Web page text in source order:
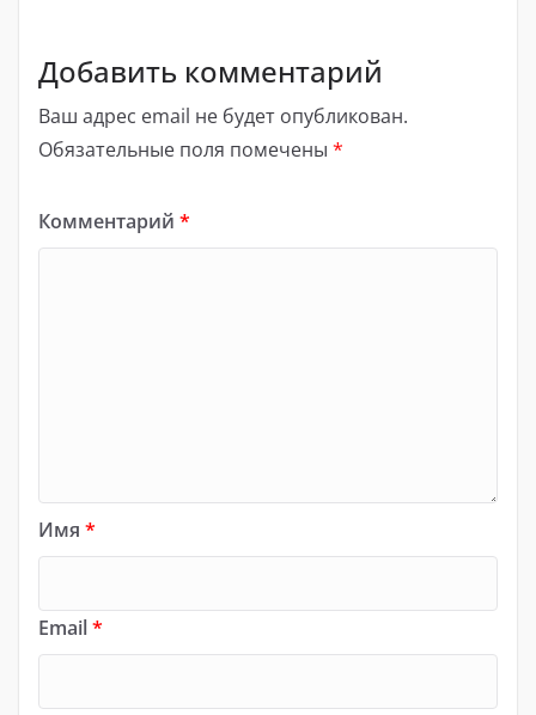
Добавить комментарий
Ваш адрес email не будет опубликован.
Обязательные поля помечены *
Комментарий *
Имя *
Email*